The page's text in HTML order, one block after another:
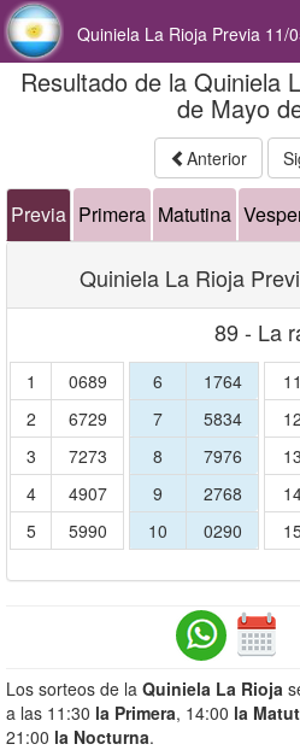
Quiniela La Rioja Previa 11/
Resultado de la Quiniela
de Mayo
Anterior
Previa Primera Matutina
Quiniela La Rioja
89 - La
1
0689
2
6729
3
7273
4
4907
5
5990
6
1764
7
5834
8
7976
9
2768
10
0290
11
12
13
Los sorteos de la Quiniela La Rioja
a las 11:30 la Primera, 14:00 la
21:00 la Nocturna.